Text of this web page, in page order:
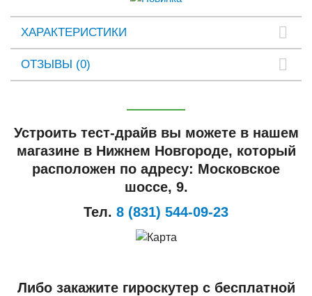
ХАРАКТЕРИСТИКИ
ОТЗЫВЫ (0)
Устроить тест-драйв вы можете в нашем
магазине в Нижнем Новгороде, который
расположен по адресу: Московское
шоссе, 9.
Тел. 8 (831) 544-09-23
Либо закажите гироскутер с бесплатной